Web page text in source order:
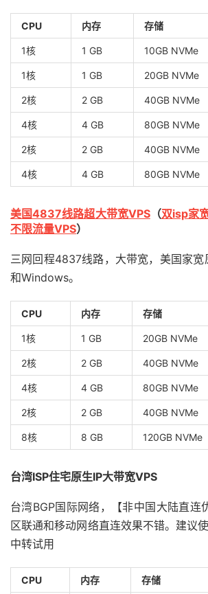
CPU 内存 存储
1核 1 GB 10GB NVMe
1核 1 GB 20GB NVMe
2核 2 GB 40GB NVMe
4核 4 GB 80GB NVMe
2核 2 GB 40GB NVMe
4核 4 GB 80GB NVMe
美国4837线路超大带宽VPS（双isp家
不限流量VPS）
三网回程4837线路，大带宽，美国家宽
和Windows。
CPU 内存 存储
1核 1 GB 20GB NVMe
2核 2 GB 40GB NVMe
4核 4 GB 80GB NVMe
2核 2 GB 40GB NVMe
8核 8 GB 120GB NVMe
台湾ISP住宅原生IP大带宽VPS
台湾BGP国际网络，【非中国大陆直连
区联通和移动网络直连效果不错。建议
中转试用
CPU 内存 存储